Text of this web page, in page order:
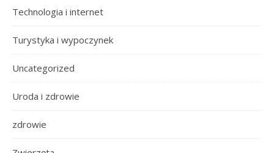
Technologia i internet
Turystyka i wypoczynek
Uncategorized
Uroda i zdrowie
zdrowie